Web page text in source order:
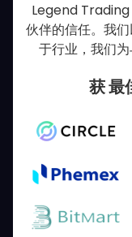
Legend Trading
伙伴的信任。我
于行业，我们为
获最